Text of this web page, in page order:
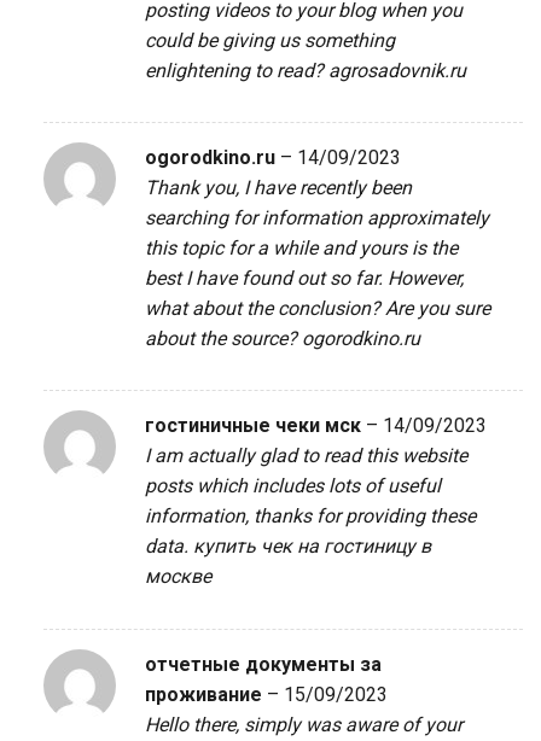
posting videos to your blog when you
could be giving us something
enlightening to read?agrosadovnik.ru
ogorodkino.ru – 14/09/2023
Thank you, I have recently been
searching for information approximately
this topic for a while and yours is the
best I have found out so far. However,
what about the conclusion? Are you sure
about the source?ogorodkino.ru
гостиничные чеки мск – 14/09/2023
I am actually glad to read this website
posts which includes lots of useful
information, thanks for providing these
data. купить чек на гостиницу в
москве
отчетные документы за
проживание – 15/09/2023
Hello there, simply was aware of your